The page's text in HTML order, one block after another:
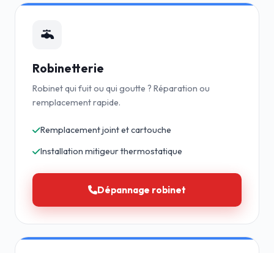
Robinetterie
Robinet qui fuit ou qui goutte ? Réparation ou
remplacement rapide.
Remplacement joint et cartouche
Installation mitigeur thermostatique
Dépannage robinet